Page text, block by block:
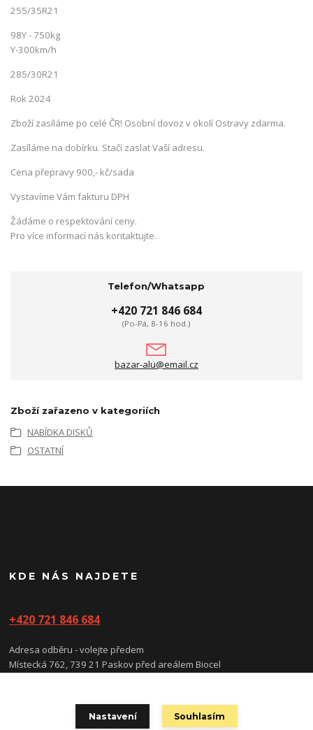
255/35R21
98Y - 750kg
Y-300km/h
285/30R21
Rok 2024
Zboží zasíláme po celé ČR! Osobní dovoz v okolí Ostravy zdarma.
Zasíláme na dobírku. Stačí zaslat Vaší adresu.
Cena přepravy 900,- kč/sada
Vystavíme Vám fakturu DPH
Žádáme o respektování ceny.
Pro více informací nás kontaktujte.
Telefon/Whatsapp
+420 721 846 684
(Po-Pá, 8-16 hod.)
bazar-alu@email.cz
Zboží zařazeno v kategoriích
NABÍDKA DISKŮ
OSTATNÍ
KDE NÁS NAJDETE
+420 721 846 684
Adresa odběru - volejte předem
Místecká 762, 739 21 Paskov před areálem Biocel
Nastavení Souhlasím